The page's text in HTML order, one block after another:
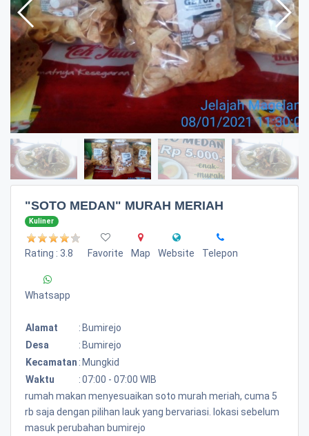
"SOTO MEDAN" MURAH MERIAH
Kuliner
Rating : 3.8 Favorite Map Website Telepon
Whatsapp
Alamat : Bumirejo
Desa
: Bumirejo
Kecamatan : Mungkid
Waktu
:07:00 - 07:00 WIB
rumah makan menyesuaikan soto murah meriah, cuma 5
rb saja dengan pilihan lauk yang bervariasi. lokasi sebelum
masuk perubahan bumirejo